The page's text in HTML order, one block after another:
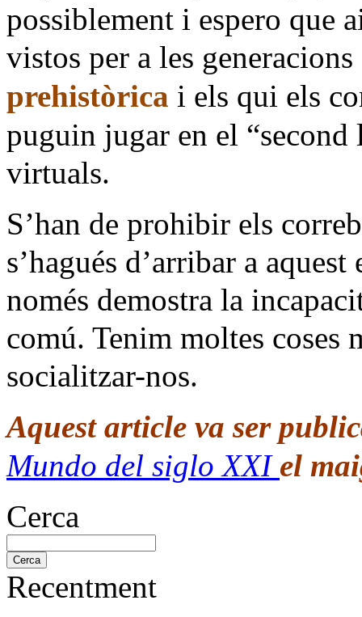
possiblement i espero que
vistos per a les
prehistòrica i els qui els
puguin jugar en el
virtuals.
S’han de prohibir els
s’hagués d’arribar a
només demostra la
comú. Tenim moltes coses
socialitzar-nos.
Aquest article va ser
Mundo del siglo XXI el
Cerca
Recentment